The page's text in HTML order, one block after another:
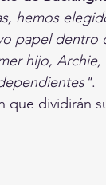
San
hemos
papel dentro
hijo,
.
que dividirán